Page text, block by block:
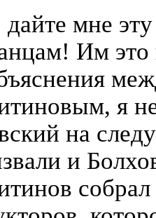
мне
Им
я
на
и